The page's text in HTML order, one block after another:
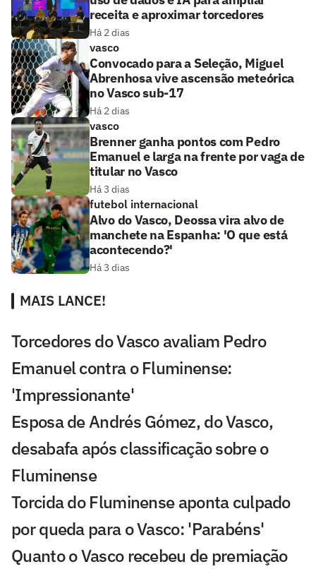
receita e aproximar torcedores
Há 2 dias
vasco
Convocado para a Seleção, Miguel
Abrenhosa vive ascensão meteórica
no Vasco sub-17
Há 2 dias
vasco
Brenner ganha pontos com Pedro
Emanuel e larga na frente por vaga de
titular no Vasco
Há 3 dias
futebol internacional
Alvo do Vasco, Deossa vira alvo de
manchete na Espanha: 'O que está
acontecendo?'
Há 3 dias
MAIS LANCE!
Torcedores do Vasco avaliam Pedro
Emanuel contra o Fluminense:
'Impressionante'
Esposa de Andrés Gómez, do Vasco,
desabafa após classificação sobre o
Fluminense
Torcida do Fluminense aponta culpado
por queda para o Vasco: 'Parabéns'
Quanto o Vasco recebeu de premiação